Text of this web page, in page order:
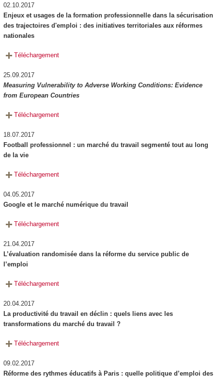
02.10.2017
Enjeux et usages de la formation professionnelle dans la sécurisation
des trajectoires d'emploi : des initiatives territoriales aux réformes
nationales
Téléchargement
25.09.2017
Measuring Vulnerability to Adverse Working Conditions: Evidence
from European Countries
Téléchargement
18.07.2017
Football professionnel : un marché du travail segmenté tout au long
de la vie
Téléchargement
04.05.2017
Google et le marché numérique du travail
Téléchargement
21.04.2017
L’évaluation randomisée dans la réforme du service public de
l’emploi
Téléchargement
20.04.2017
La productivité du travail en déclin : quels liens avec les
transformations du marché du travail ?
Téléchargement
09.02.2017
Réforme des rythmes éducatifs à Paris : quelle politique d’emploi des